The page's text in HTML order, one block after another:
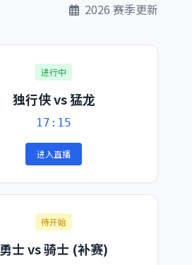
2026 赛季更新
进行中
独行侠 vs 猛龙
17:15
进入直播
待开始
勇士 vs 骑士 (补赛)